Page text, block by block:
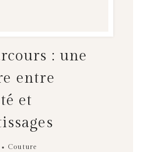
: une
entre
et
Couture